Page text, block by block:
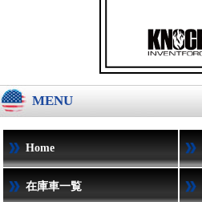
MENU
Home
在庫車一覧